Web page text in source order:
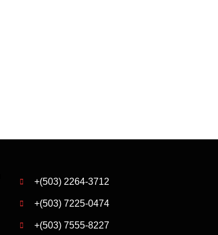
+(503) 2264-3712
+(503) 7225-0474
+(503) 7555-8227